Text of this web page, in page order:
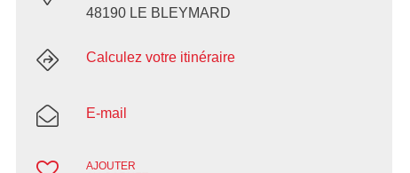
48190 LE BLEYMARD
Calculez votre itinéraire
E-mail
AJOUTER